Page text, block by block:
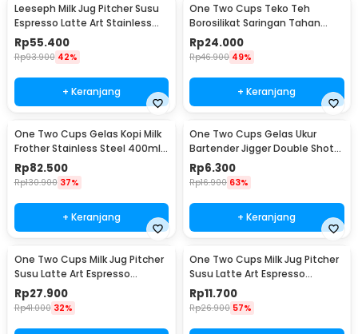
Leeseph Milk Jug Pitcher Susu
Espresso Latte Art Stainless
Steel 600ml - L-2016
Rp55.400
Rp93.900 42%
+ Keranjang
One Two Cups Teko Teh
Borosilikat Saringan Tahan
Panas Teapot 500ml - TP-757
Rp24.000
Rp46.900 49%
+ Keranjang
One Two Cups Gelas Kopi Milk
Frother Stainless Steel 400ml -
WZ0011
Rp82.500
Rp130.900 37%
+ Keranjang
One Two Cups Gelas Ukur
Bartender Jigger Double Shot
15ml and 30ml - LE2
Rp6.300
Rp16.900 63%
+ Keranjang
One Two Cups Milk Jug Pitcher
Susu Latte Art Espresso
Stainless Steel 200ml - J068
Rp27.900
Rp41.000 32%
One Two Cups Milk Jug Pitcher
Susu Latte Art Espresso
Stainless Steel 1oz - S06HG
Rp11.700
Rp26.900 57%